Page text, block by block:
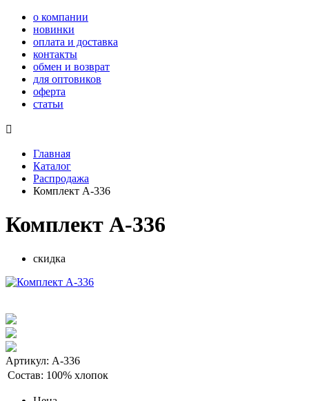
о компании
новинки
оплата и доставка
контакты
обмен и возврат
для оптовиков
оферта
статьи

Главная
Каталог
Распродажа
Комплект А-336
Комплект А-336
скидка
Артикул: А-336
Состав: 100% хлопок